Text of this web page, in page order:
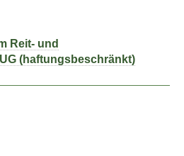
Reit- und
(haftungsbeschränkt)